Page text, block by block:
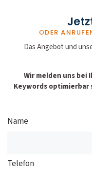
ODER
Das Angebot und
Wir melden uns bei
Keywords
Name
Telefon